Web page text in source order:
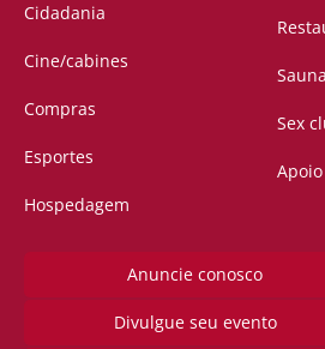
Cidadania
Cine/cabines
Compras
Esportes
Hospedagem
Sex
Anuncie conosco
Divulgue seu evento